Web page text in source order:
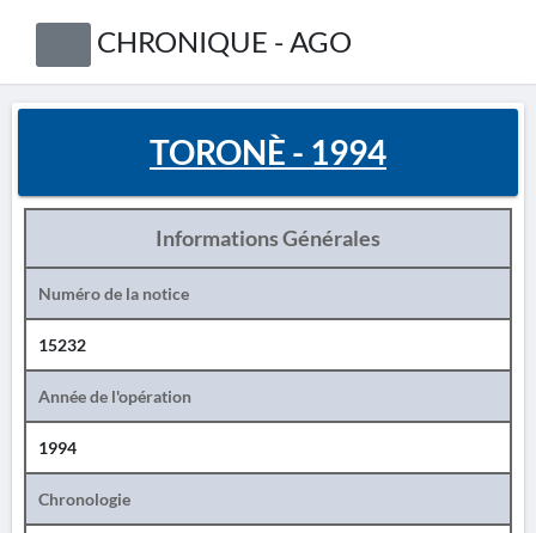
CHRONIQUE - AGO
TORONÈ - 1994
Informations Générales
Numéro de la notice
15232
Année de l'opération
1994
Chronologie